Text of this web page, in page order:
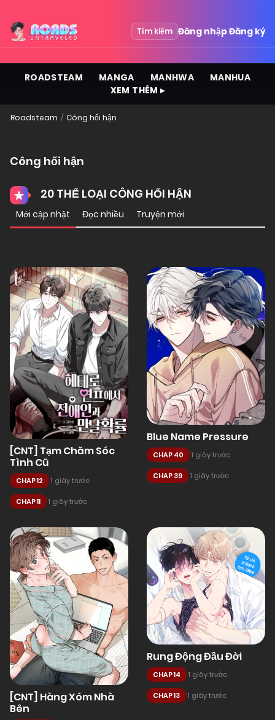
Tìm kiếm Đăng nhậpĐăng ký
ROADSTEAM MANGA MANHWA
MANHUA
XEM THÊM ▸
Roadsteam Công hối hận
Công hối hận
20 THỂ LOẠI CÔNG HỐI HẬN
Mới cập nhật Đọc nhiều Truyện mới
[CNT] Tạm Chăm Sóc
Tình Cũ
CHAP 12 1 giây trước
CHAP 11 1 giây trước
Blue Name Pressure
CHAP 40 1 giây trước
CHAP 39 1 giây trước
[CNT] Hàng Xóm Nhà
Bên
Rung Động Đầu Đời
CHAP 14 1 giây trước
CHAP 13 1 giây trước